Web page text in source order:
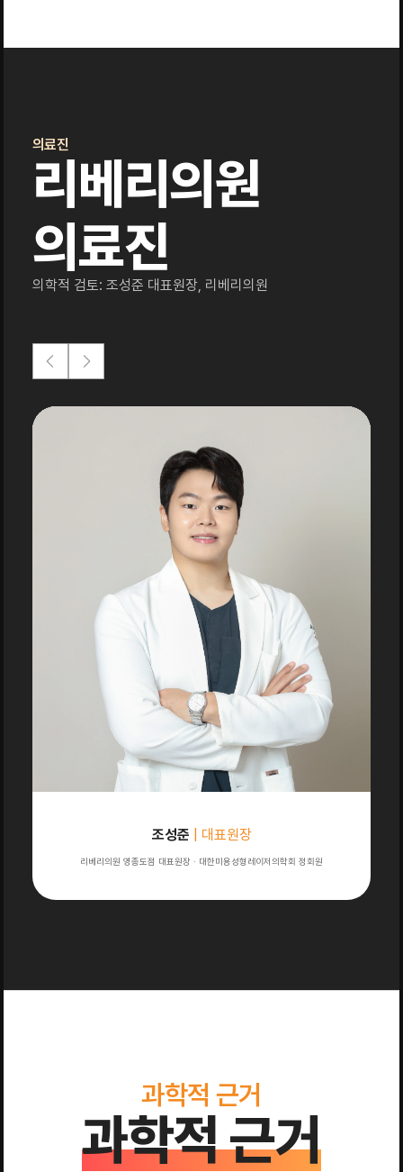
의료진
리베리의원
의료진
의학적 검토: 조성준 대표원장, 리베리의원
조성준 | 대표원장
리베리의원 영종도점 대표원장 · 대한미용성형레이저의학회 정회원
과학적 근거
과학적 근거